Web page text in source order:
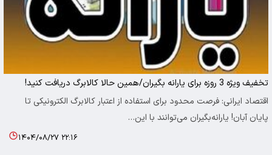
تخفیف ویژه 3 روزه برای یارانه بگیران/همین حالا کالابرگ دریافت کنید!
اقتصاد ایرانی: فرصت محدود برای استفاده از اعتبار کالابرگ الکترونیکی تا
پایان آبان! یارانه‌بگیران می‌توانند با این…
۱۴۰۴/۰۸/۲۷ ۲۲:۱۶